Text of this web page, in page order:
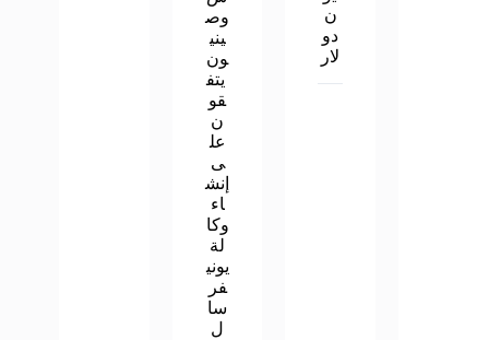
ن
دو
لار
وص
يني
ون
يتف
قو
ن
عل
ى
إنش
اء
وكا
لة
يوني
فر
سا
ل